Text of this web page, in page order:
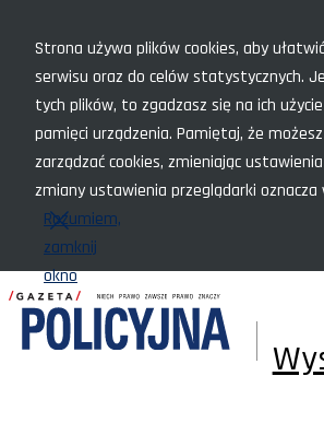
Strona używa plików cookies, aby
serwisu oraz do celów statystycznych.
tych plików, to zgadzasz się na ich
pamięci urządzenia. Pamiętaj, że
zarządzać cookies, zmieniając
zmiany ustawienia przeglądarki oznacza
Rozumiem,
zamknij
okno